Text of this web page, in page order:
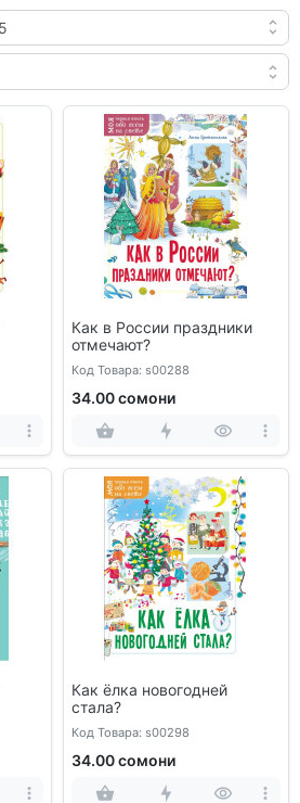
Как в России праздники
отмечают?
Код Товара: s00288
34.00 сомони
Как ёлка новогодней
стала?
Код Товара: s00298
34.00 сомони